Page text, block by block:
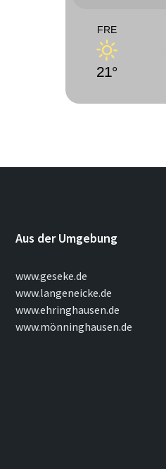
FRE
21°
Aus der Umgebung
www.geseke.de
www.langeneicke.de
www.ehringhausen.de
www.mönninghausen.de